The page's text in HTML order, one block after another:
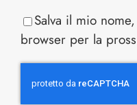
Salva il mio
browser per la